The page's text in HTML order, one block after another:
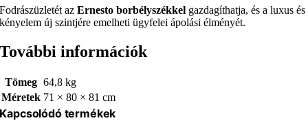
Fodrászüzletét azErnesto borbélyszékkel gazdagíthatja, és a luxus és
kényelem új szintjére emelheti ügyfelei ápolási élményét.
További információk
Tömeg 64,8 kg
Méretek 71 × 80 × 81 cm
Kapcsolódó termékek